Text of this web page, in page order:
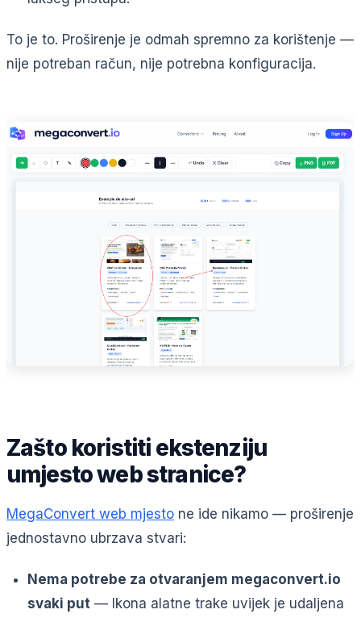
To je to. Proširenje je odmah spremno za korištenje —
nije potreban račun, nije potrebna konfiguracija.
Zašto koristiti ekstenziju
umjesto web stranice?
MegaConvert web mjesto ne ide nikamo — proširenje
jednostavno ubrzava stvari:
Nema potrebe za otvaranjem megaconvert.io
svaki put — Ikona alatne trake uvijek je udaljena